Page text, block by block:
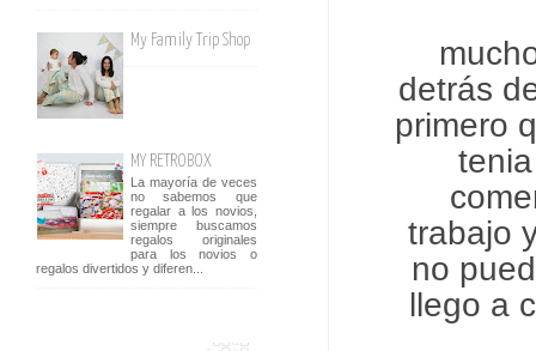
detrás
primero
trabajo
no
llego a
My Family Trip Shop
MY RETROBOX
La mayoría de veces
no sabemos que
regalar a los novios,
siempre buscamos
regalos originales
para los novios o
regalos divertidos y diferen...